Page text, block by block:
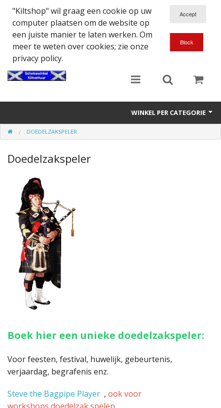
"Kiltshop" wil graag een cookie op uw
computer plaatsen om de website op
een juiste manier te laten werken. Om
meer te weten over cookies; zie onze
privacy policy.
WINKEL PER CATEGORIE
Accessoires
Doedelzakspeler
Eten en Drinken
Kilt - Kleding
Highland Titles
Verhuur
AFGEPRIJST - UITVERKOOP
DOEDELZAKSPELER
Doedelzakspeler
Boek hier een unieke doedelzakspeler:
Voor feesten, festival, huwelijk, gebeurtenis,
verjaardag, begrafenis enz.
Steve the Bagpipe Player , ook voor